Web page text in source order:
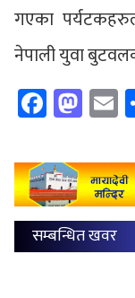
गएका
नेपाली युवा
सम्बन्धित खवर